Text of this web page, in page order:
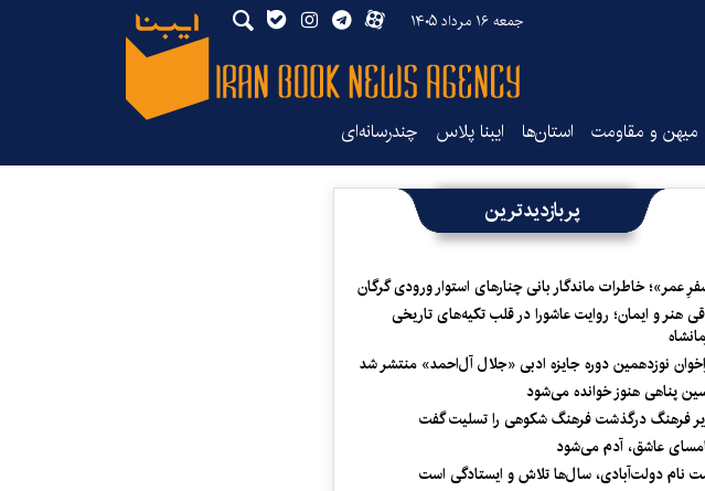
جمعه ۱۶ مرداد ۱۴۰۵
میهن و مقاومت استان‌ها ایبنا پلاس چندرسانه‌ای
پربازدیدترین
عمر»؛ خاطرات ماندگار بانی چنارهای استوار ورودی گرگان
هنر و ایمان؛ روایت عاشورا در قلب تکیه‌های تاریخی
نوزدهمین دوره جایزه ادبی «جلال آل‌احمد» منتشر شد
پناهی هنوز خوانده می‌شود
فرهنگ درگذشت فرهنگ شکوهی را تسلیت گفت
عاشق، آدم می‌شود
نام دولت‌آبادی، سال‌ها تلاش و ایستادگی است